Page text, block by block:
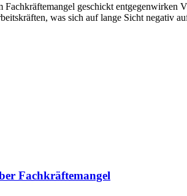
geschickt
was sich auf lange Sicht negativ
Fachkräftemangel